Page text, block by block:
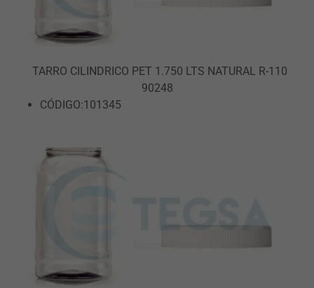
TARRO CILINDRICO PET 1.750 LTS NATURAL R-110
90248
CÓDIGO:101345